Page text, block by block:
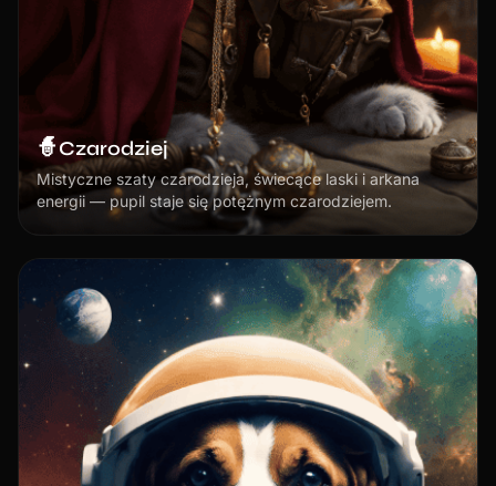
🧙Czarodziej
Mistyczne szaty czarodzieja, świecące laski i arkana
energii — pupil staje się potężnym czarodziejem.